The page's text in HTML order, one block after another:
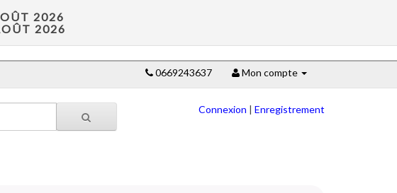
2026
2026
0669243637 Mon compte
Connexion | Enregistrement